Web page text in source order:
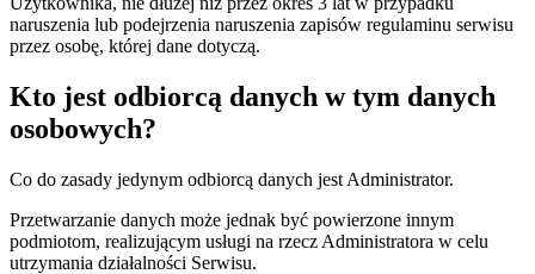
naruszenia lub podejrzenia naruszenia zapisów regulaminu serwisu
przez osobę, której dane dotyczą.
Kto jest odbiorcą danych w tym danych
osobowych?
Co do zasady jedynym odbiorcą danych jest Administrator.
Przetwarzanie danych może jednak być powierzone innym
podmiotom, realizującym usługi na rzecz Administratora w celu
utrzymania działalności Serwisu.